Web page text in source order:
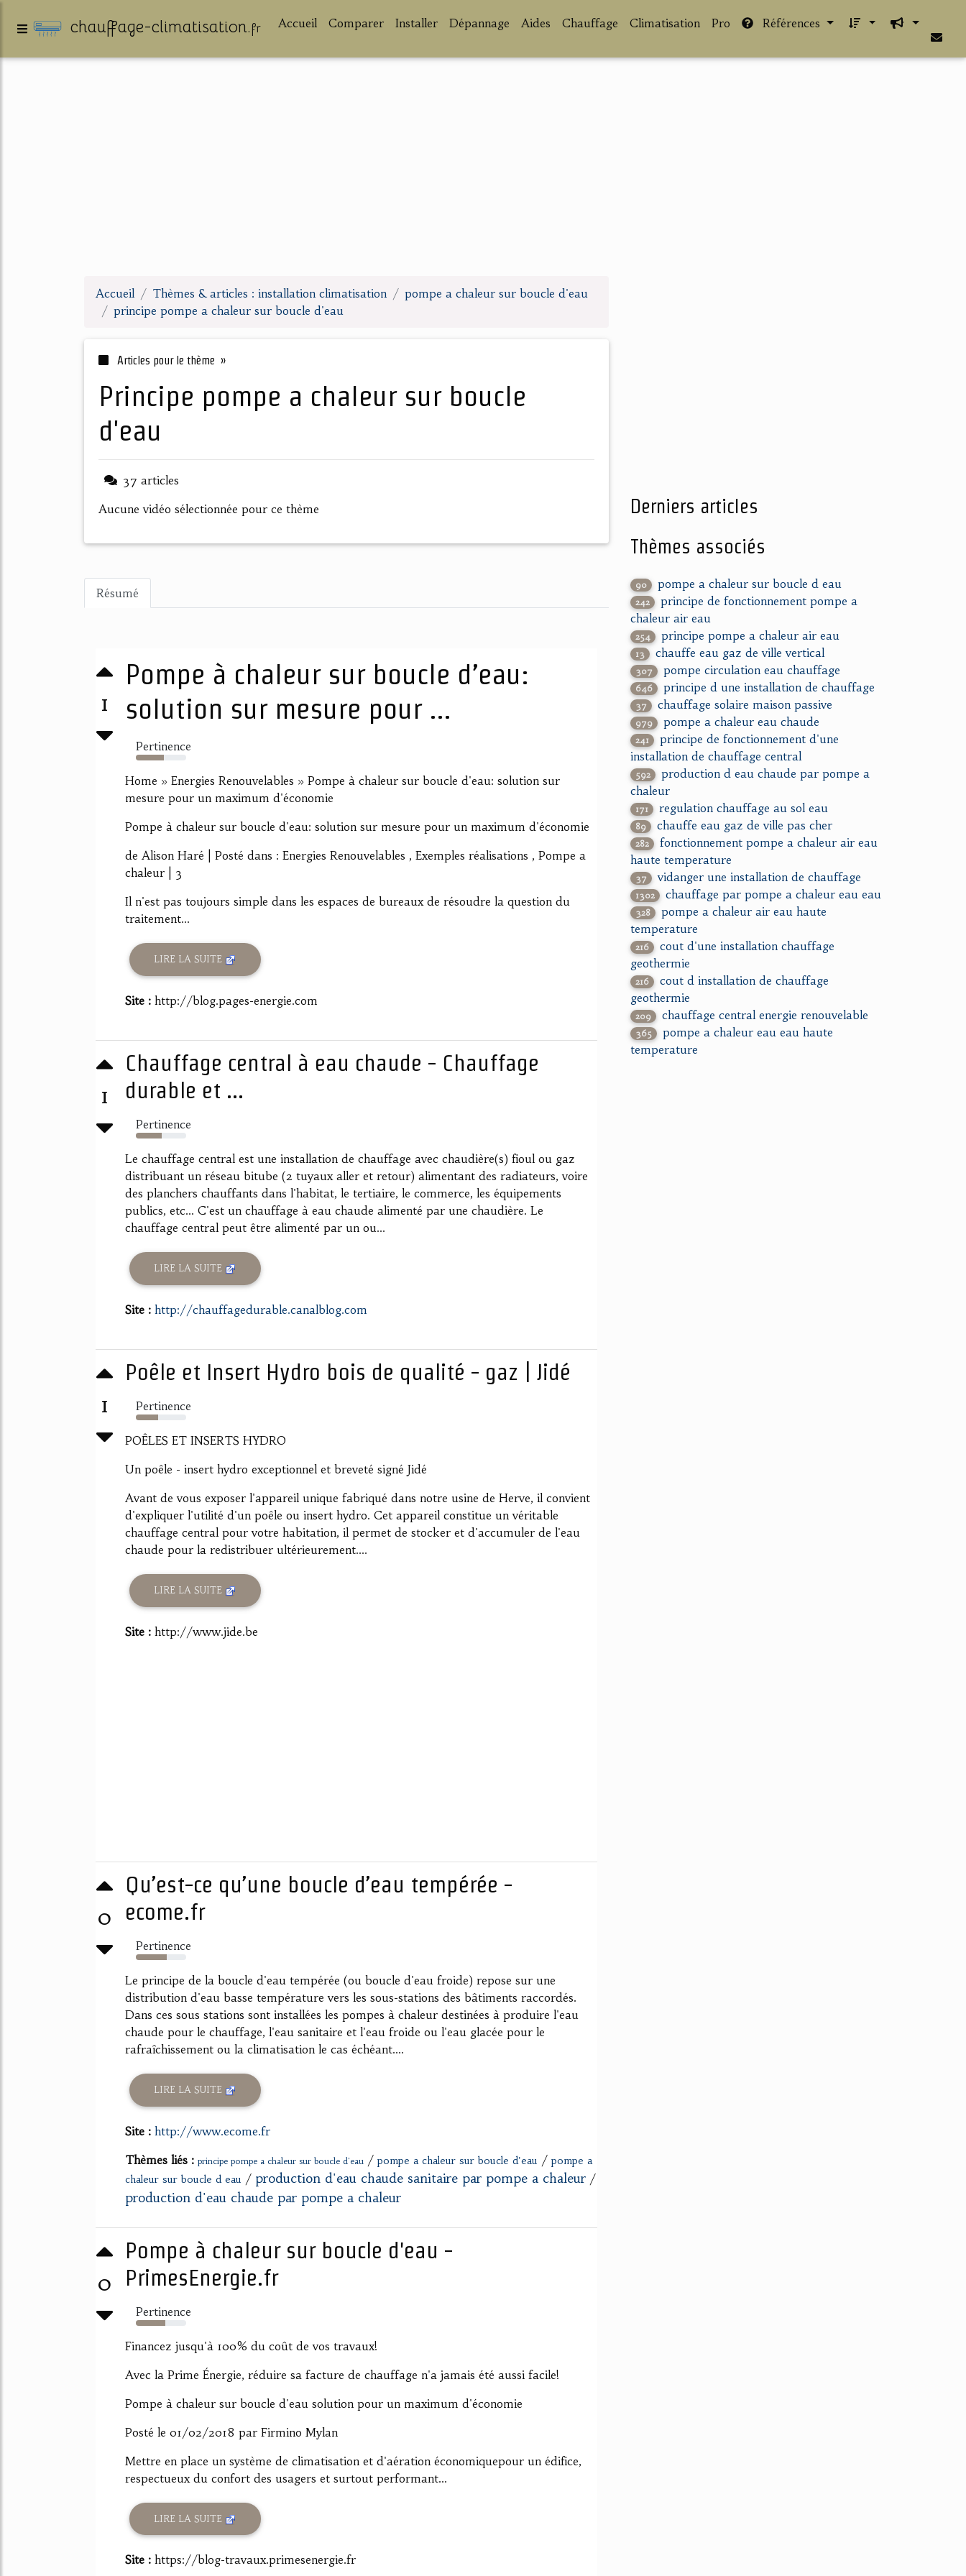
chauffage-climatisation.fr Accueil Comparer Installer Dépannage Aides Chauffage Climatisation Pro Références
Accueil Thèmes & articles : installation climatisation
pompe a chaleur sur boucle d'eau
principe pompe a chaleur sur boucle d'eau
Articles pour le thème »
principe pompe a chaleur sur boucle
d'eau
37 articles
Aucune vidéo sélectionnée pour ce thème
Résumé
1
Pompe à chaleur sur boucle d’eau:
solution sur mesure pour ...
Pertinence
55%
Home » Energies Renouvelables » Pompe à chaleur sur boucle d'eau: solution sur
mesure pour un maximum d'économie
Pompe à chaleur sur boucle d'eau: solution sur mesure pour un maximum d'économie
de Alison Haré | Posté dans : Energies Renouvelables , Exemples réalisations , Pompe a
chaleur | 3
Il n'est pas toujours simple dans les espaces de bureaux de résoudre la question du
traitement...
LIRE LA SUITE
Site : http://blog.pages-energie.com
1
Chauffage central à eau chaude - Chauffage
durable et ...
Pertinence
51%
Le chauffage central est une installation de chauffage avec chaudière(s) fioul ou gaz
distribuant un réseau bitube (2 tuyaux aller et retour) alimentant des radiateurs, voire
des planchers chauffants dans l'habitat, le tertiaire, le commerce, les équipements
publics, etc... C'est un chauffage à eau chaude alimenté par une chaudière. Le
chauffage central peut être alimenté par un ou...
LIRE LA SUITE
Site : http://chauffagedurable.canalblog.com
1
Poêle et Insert Hydro bois de qualité - gaz | Jidé
Pertinence
44%
POÊLES ET INSERTS HYDRO
Un poêle - insert hydro exceptionnel et breveté signé Jidé
Avant de vous exposer l'appareil unique fabriqué dans notre usine de Herve, il convient
d'expliquer l'utilité d'un poêle ou insert hydro. Cet appareil constitue un véritable
chauffage central pour votre habitation, il permet de stocker et d'accumuler de l'eau
chaude pour la redistribuer ultérieurement....
LIRE LA SUITE
Site : http://www.jide.be
0
Qu’est-ce qu’une boucle d’eau tempérée -
ecome.fr
Pertinence
61%
Le principe de la boucle d'eau tempérée (ou boucle d'eau froide) repose sur une
distribution d'eau basse température vers les sous-stations des bâtiments raccordés.
Dans ces sous stations sont installées les pompes à chaleur destinées à produire l'eau
chaude pour le chauffage, l'eau sanitaire et l'eau froide ou l'eau glacée pour le
rafraîchissement ou la climatisation le cas échéant....
LIRE LA SUITE
Site : http://www.ecome.fr
Thèmes liés : principe pompe a chaleur sur boucle d'eau / pompe a chaleur sur boucle d'eau / pompe a
chaleur sur boucle d eau / production d'eau chaude sanitaire par pompe a chaleur /
production d'eau chaude par pompe a chaleur
0
Pompe à chaleur sur boucle d'eau -
PrimesEnergie.fr
Pertinence
58%
Financez jusqu'à 100% du coût de vos travaux!
Avec la Prime Énergie, réduire sa facture de chauffage n'a jamais été aussi facile!
Pompe à chaleur sur boucle d'eau solution pour un maximum d'économie
Posté le 01/02/2018 par Firmino Mylan
Mettre en place un système de climatisation et d'aération économiquepour un édifice,
respectueux du confort des usagers et surtout performant...
LIRE LA SUITE
Site : https://blog-travaux.primesenergie.fr
Derniers articles
Thèmes associés
90 pompe a chaleur sur boucle d eau
242
principe de fonctionnement pompe a
chaleur air eau
254 principe pompe a chaleur air eau
13 chauffe eau gaz de ville vertical
307 pompe circulation eau chauffage
646 principe d une installation de chauffage
37 chauffage solaire maison passive
979 pompe a chaleur eau chaude
241
principe de fonctionnement d'une
installation de chauffage central
592
production d eau chaude par pompe a
chaleur
171 regulation chauffage au sol eau
89 chauffe eau gaz de ville pas cher
282
fonctionnement pompe a chaleur air eau
haute temperature
37 vidanger une installation de chauffage
1302 chauffage par pompe a chaleur eau eau
328
pompe a chaleur air eau haute
temperature
216
cout d'une installation chauffage
geothermie
216
cout d installation de chauffage
geothermie
209 chauffage central energie renouvelable
365
pompe a chaleur eau eau haute
temperature